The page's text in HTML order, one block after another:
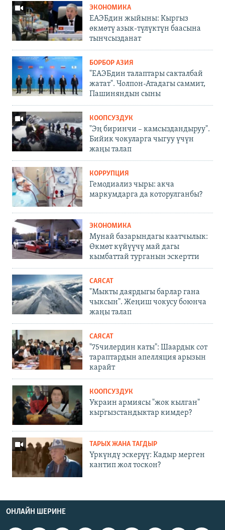
ЭКОНОМИКА
ЕАЭБдин жыйыны: Кыргыз
өкмөтү азык-түлүктүн баасына
тынчсызданат
БОРБОР АЗИЯ
"ЕАЭБдин талаптары сакталбай
жатат". Чолпон-Атадагы саммит,
Пашиняндын сыны
КООПСУЗДУК
"Эң биринчи – камсыздандыруу".
Бийик чокуларга чыгуу үчүн
жаңы талап
КОРРУПЦИЯ
Гемодиализ чыры: акча
маркумдарга да которулганбы?
ЭКОНОМИКА
Мунай базарындагы каатчылык:
Өкмөт күйүүчү май дагы
кымбаттай турганын эскертти
САЯСАТ
"Мыкты даярдыгы барлар гана
чыксын". Жеңиш чокусу боюнча
жаңы талап
САЯСАТ
"75чилердин каты": Шаардык сот
тараптардын апелляция арызын
карайт
КООПСУЗДУК
Украин армиясы "жок кылган"
кыргызстандыктар кимдер?
ТАРЫХ ЖАНА ТАГДЫР
Үркүндү эскерүү: Кадыр мерген
кантип жол тоскон?
ОНЛАЙН ШЕРИНЕ